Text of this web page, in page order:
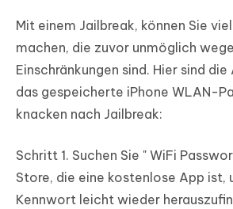
Mit einem Jailbreak, können Sie
machen, die zuvor unmöglich
Einschränkungen sind. Hier sind
das gespeicherte iPhone WLAN-
knacken nach Jailbreak:
Schritt 1. Suchen Sie " WiFi
Store, die eine kostenlose App ist,
Kennwort leicht wieder